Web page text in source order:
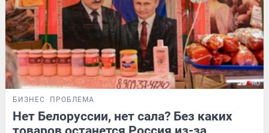
БИЗНЕС ПРОБЛЕМА
Нет Белоруссии, нет сала? Без каких